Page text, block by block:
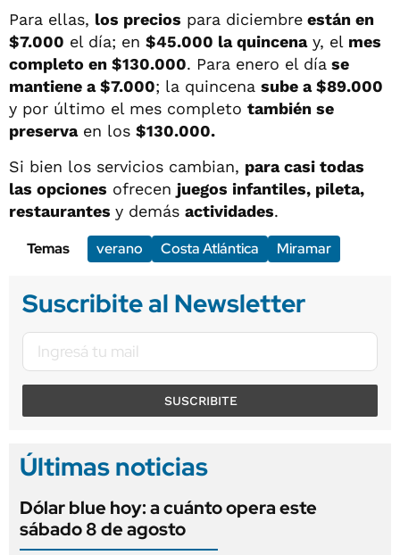
Para ellas, los precios para diciembre están en
$7.000 el día; en $45.000 la quincenay, el mes
completo en $130.000. Para enero el día se
mantiene a $7.000; la quincena sube a $89.000
y por último el mes completo también se
preservaen los $130.000.
Si bien los servicios cambian, para casi todas
las opciones ofrecen juegos infantiles, pileta,
restaurantes y demás actividades.
Temas
verano Costa Atlántica Miramar
Suscribite al Newsletter
SUSCRIBITE
Últimas noticias
Dólar blue hoy: a cuánto opera este
sábado 8 de agosto